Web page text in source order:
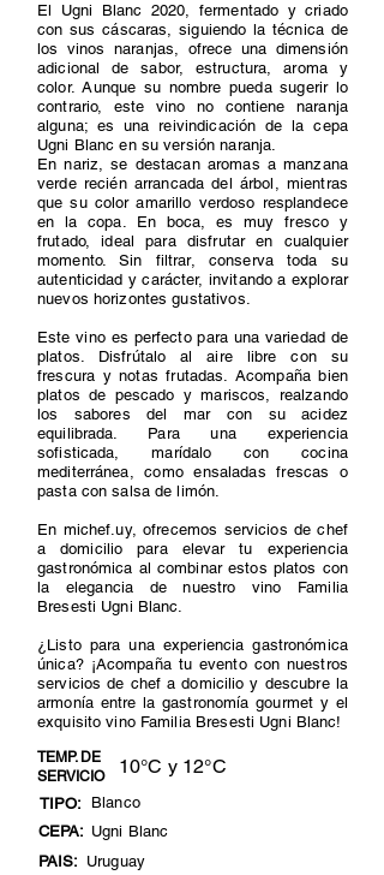
El Ugni Blanc 2020, fermentado y criado
con sus cáscaras, siguiendo la técnica de
los vinos naranjas, ofrece una dimensión
adicional de sabor, estructura, aroma y
color. Aunque su nombre pueda sugerir lo
contrario, este vino no contiene naranja
alguna; es una reivindicación de la cepa
Ugni Blanc en su versión naranja.
En nariz, se destacan aromas a manzana
verde recién arrancada del árbol, mientras
que su color amarillo verdoso resplandece
en la copa. En boca, es muy fresco y
frutado, ideal para disfrutar en cualquier
momento. Sin filtrar, conserva toda su
autenticidad y carácter, invitando a explorar
nuevos horizontes gustativos.
Este vino es perfecto para una variedad de
platos. Disfrútalo al aire libre con su
frescura y notas frutadas. Acompaña bien
platos de pescado y mariscos, realzando
los sabores del mar con su acidez
equilibrada. Para una experiencia
sofisticada, marídalo con cocina
mediterránea, como ensaladas frescas o
pasta con salsa de limón.
En michef.uy, ofrecemos servicios de chef
a domicilio para elevar tu experiencia
gastronómica al combinar estos platos con
la elegancia de nuestro vino Familia
Bresesti Ugni Blanc.
¿Listo para una experiencia gastronómica
única? ¡Acompaña tu evento con nuestros
servicios de chef a domicilio y descubre la
armonía entre la gastronomía gourmet y el
exquisito vino Familia Bresesti Ugni Blanc!
TEMP. DE
SERVICIO
10°C y 12°C
TIPO:
Blanco
CEPA: Ugni Blanc
PAIS: Uruguay